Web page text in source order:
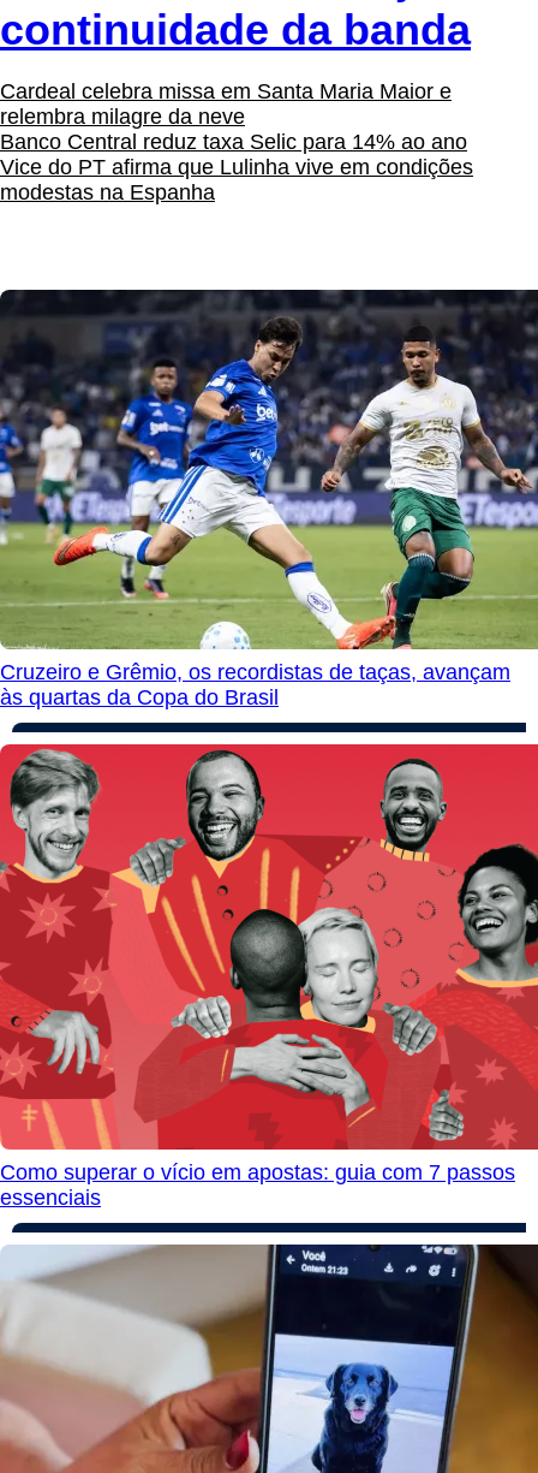
continuidade da banda
Cardeal celebra missa em Santa Maria Maior e
relembra milagre da neve
Banco Central reduz taxa Selic para 14% ao ano
Vice do PT afirma que Lulinha vive em condições
modestas na Espanha
Cruzeiro e Grêmio, os recordistas de taças, avançam
às quartas da Copa do Brasil
Como superar o vício em apostas: guia com 7 passos
essenciais